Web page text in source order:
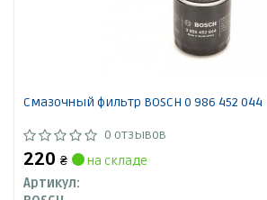
Смазочный фильтр BOSCH 0 986 452 044
0 отзывов
220 ₴
на складе
Артикул: